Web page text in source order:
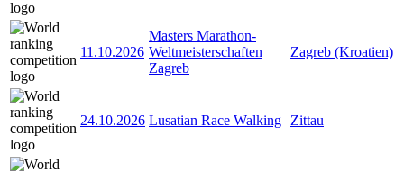
11.10.2026
Masters Marathon-
Weltmeisterschaften
Zagreb
Zagreb (Kroatien)
24.10.2026 Lusatian Race Walking Zittau